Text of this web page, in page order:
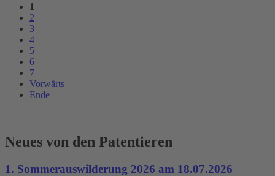
1
2
3
4
5
6
7
Vorwärts
Ende
Neues von den Patentieren
1. Sommerauswilderung 2026 am 18.07.2026